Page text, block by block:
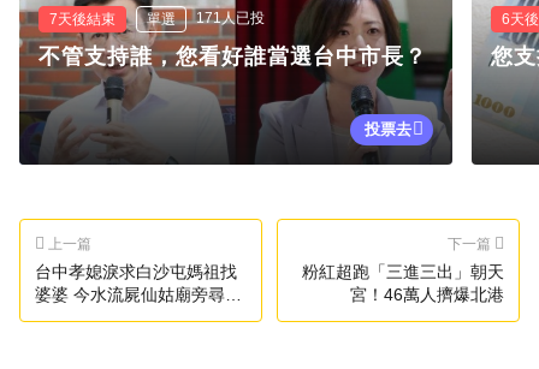
7天後結束 單選 171人已投
不管支持誰，您看好誰當選台中市長？
投票去
6天
您
上一篇
台中孝媳淚求白沙屯媽祖找
婆婆 今水流屍仙姑廟旁尋獲
遺體
下一篇
粉紅超跑「三進三出」朝天
宮！46萬人擠爆北港